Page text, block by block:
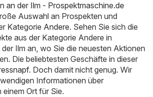
an der Ilm - Prospektmaschine.de
Auswahl an Prospekten und
Kategorie Andere. Sehen Sie sich die
aus der Kategorie Andere in
Ilm an, wo Sie die neuesten Aktionen
Die beliebtesten Geschäfte in dieser
. Doch damit nicht genug. Wir
Informationen über
Ort für Sie.